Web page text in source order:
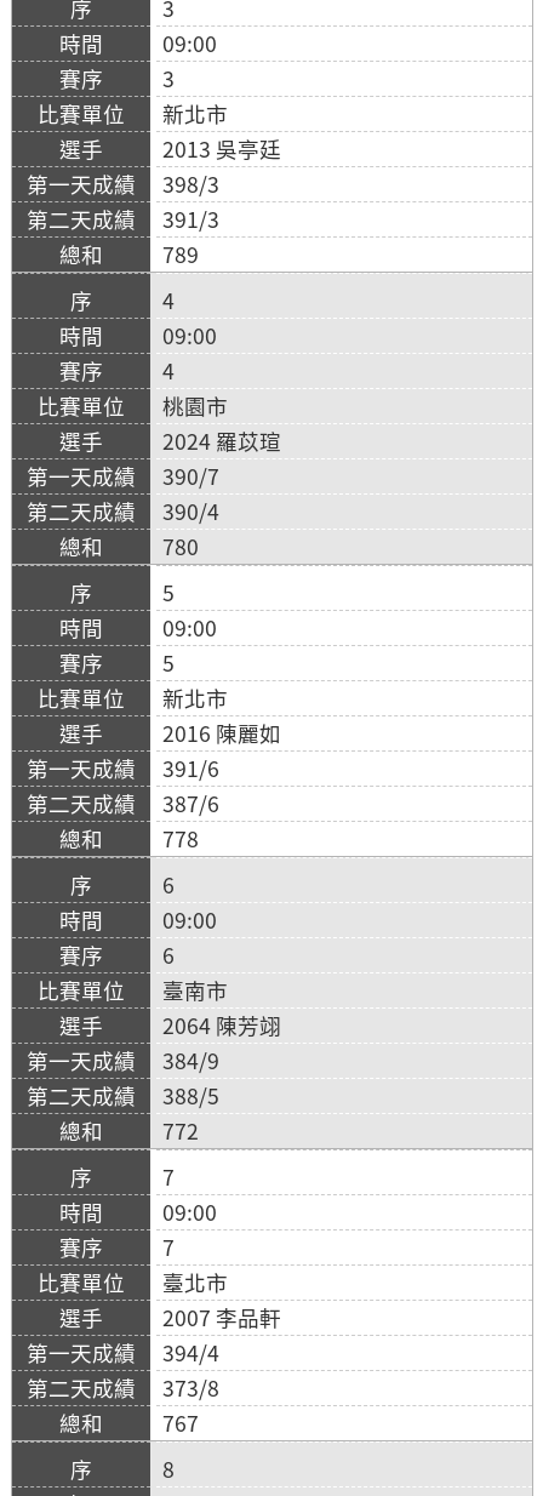
3
09:00
3
新北市
2013 吳亭廷
398/3
391/3
789
4
09:00
4
桃園市
2024 羅苡瑄
390/7
390/4
780
5
09:00
5
新北市
2016 陳麗如
391/6
387/6
778
6
09:00
6
臺南市
2064 陳芳翊
384/9
388/5
772
7
09:00
7
臺北市
2007 李品軒
394/4
373/8
767
8